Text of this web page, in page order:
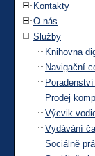
Kontakty
O nás
Služby
Knihovna
Navigační
Prodej
Výcvik
Vydávání
Sociálně